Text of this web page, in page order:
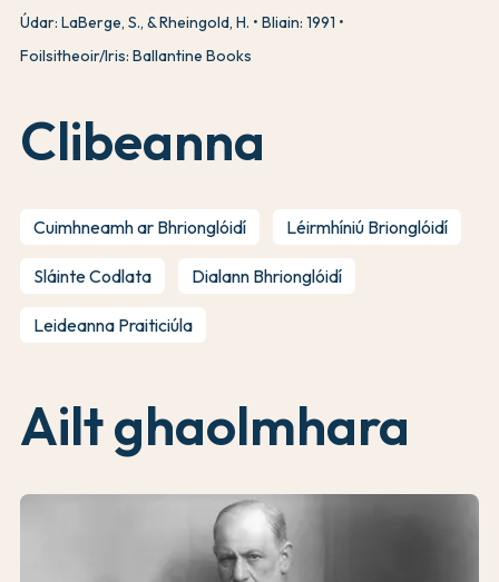
Údar: LaBerge, S., & Rheingold, H.
Bliain: 1991
Foilsitheoir/Iris: Ballantine Books
Clibeanna
Cuimhneamh ar Bhrionglóidí Léirmhíniú Brionglóidí
Sláinte Codlata Dialann Bhrionglóidí
Leideanna Praiticiúla
Ailt ghaolmhara